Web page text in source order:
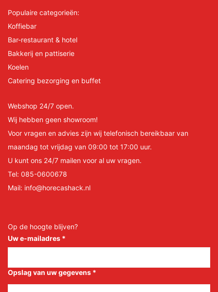
Populaire categorieën:
Koffiebar
Bar-restaurant & hotel
Bakkerij en pattiserie
Koelen
Catering bezorging en buffet
Webshop 24/7 open.
Wij hebben geen showroom!
Voor vragen en advies zijn wij telefonisch bereikbaar van
maandag tot vrijdag van 09:00 tot 17:00 uur.
U kunt ons 24/7 mailen voor al uw vragen.
Tel: 085-0600678
Mail: info@horecashack.nl
Op de hoogte blijven?
Uw e-mailadres *
Opslag van uw gegevens *